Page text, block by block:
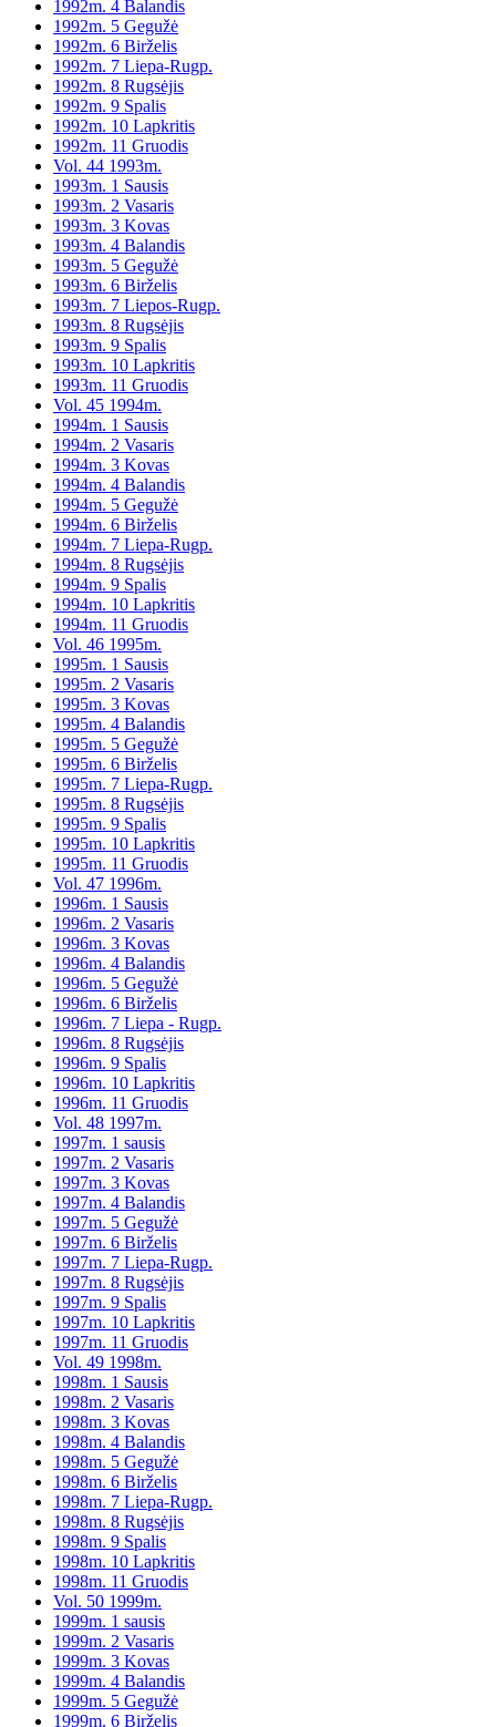
1992m. 4 Balandis
1992m. 5 Gegužė
1992m. 6 Birželis
1992m. 7 Liepa-Rugp.
1992m. 8 Rugsėjis
1992m. 9 Spalis
1992m. 10 Lapkritis
1992m. 11 Gruodis
Vol. 44 1993m.
1993m. 1 Sausis
1993m. 2 Vasaris
1993m. 3 Kovas
1993m. 4 Balandis
1993m. 5 Gegužė
1993m. 6 Birželis
1993m. 7 Liepos-Rugp.
1993m. 8 Rugsėjis
1993m. 9 Spalis
1993m. 10 Lapkritis
1993m. 11 Gruodis
Vol. 45 1994m.
1994m. 1 Sausis
1994m. 2 Vasaris
1994m. 3 Kovas
1994m. 4 Balandis
1994m. 5 Gegužė
1994m. 6 Birželis
1994m. 7 Liepa-Rugp.
1994m. 8 Rugsėjis
1994m. 9 Spalis
1994m. 10 Lapkritis
1994m. 11 Gruodis
Vol. 46 1995m.
1995m. 1 Sausis
1995m. 2 Vasaris
1995m. 3 Kovas
1995m. 4 Balandis
1995m. 5 Gegužė
1995m. 6 Birželis
1995m. 7 Liepa-Rugp.
1995m. 8 Rugsėjis
1995m. 9 Spalis
1995m. 10 Lapkritis
1995m. 11 Gruodis
Vol. 47 1996m.
1996m. 1 Sausis
1996m. 2 Vasaris
1996m. 3 Kovas
1996m. 4 Balandis
1996m. 5 Gegužė
1996m. 6 Birželis
1996m. 7 Liepa - Rugp.
1996m. 8 Rugsėjis
1996m. 9 Spalis
1996m. 10 Lapkritis
1996m. 11 Gruodis
Vol. 48 1997m.
1997m. 1 sausis
1997m. 2 Vasaris
1997m. 3 Kovas
1997m. 4 Balandis
1997m. 5 Gegužė
1997m. 6 Birželis
1997m. 7 Liepa-Rugp.
1997m. 8 Rugsėjis
1997m. 9 Spalis
1997m. 10 Lapkritis
1997m. 11 Gruodis
Vol. 49 1998m.
1998m. 1 Sausis
1998m. 2 Vasaris
1998m. 3 Kovas
1998m. 4 Balandis
1998m. 5 Gegužė
1998m. 6 Birželis
1998m. 7 Liepa-Rugp.
1998m. 8 Rugsėjis
1998m. 9 Spalis
1998m. 10 Lapkritis
1998m. 11 Gruodis
Vol. 50 1999m.
1999m. 1 sausis
1999m. 2 Vasaris
1999m. 3 Kovas
1999m. 4 Balandis
1999m. 5 Gegužė
1999m. 6 Birželis